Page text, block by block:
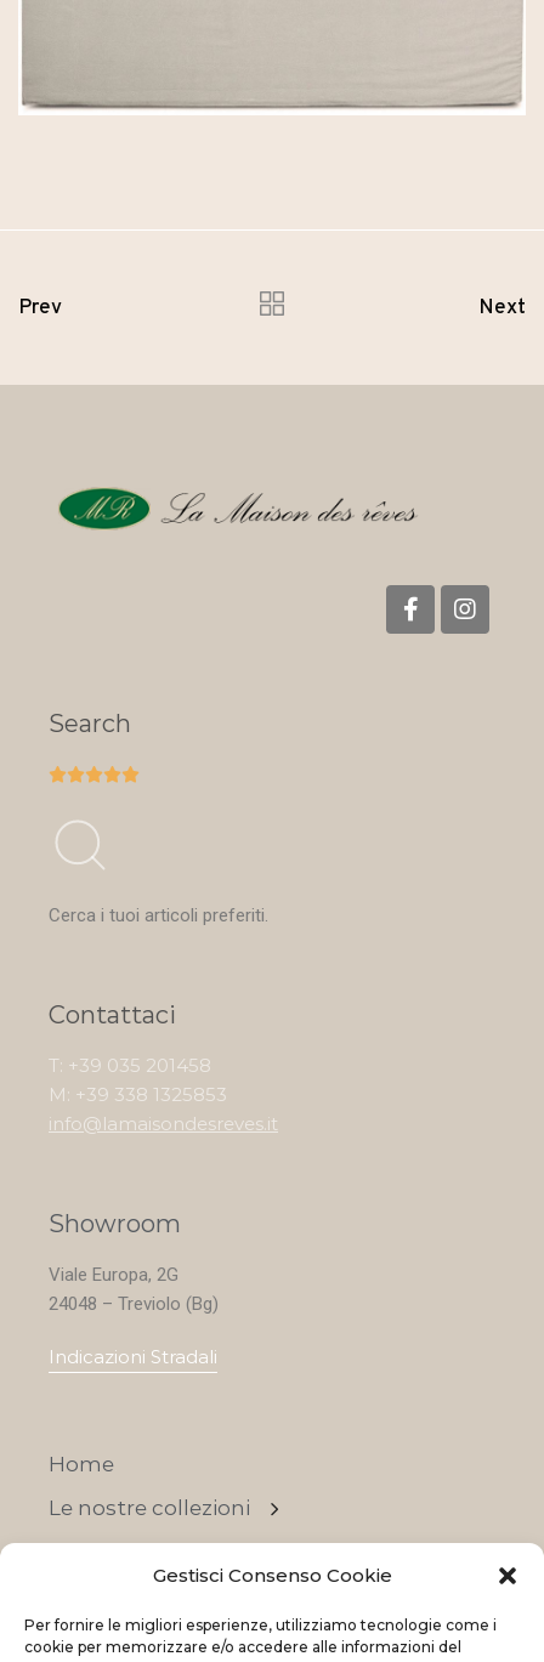
Gestisci Consenso Cookie
Per fornire le migliori esperienze, utilizziamo tecnologie come i
cookie per memorizzare e/o accedere alle informazioni del
Prev Next
Search

Cerca i tuoi articoli preferiti.
Contattaci
T: +39 035 201458
M: +39 338 1325853
info@lamaisondesreves.it
Showroom
Viale Europa, 2G
24048 – Treviolo (Bg)
Indicazioni Stradali
Home
Le nostre collezioni
OFFERTE